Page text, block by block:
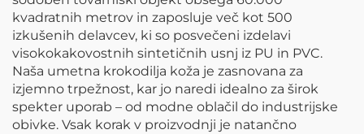
kvadratnih metrov in zaposluje več kot 500
izkušenih delavcev, ki so posvečeni izdelavi
visokokakovostnih sintetičnih usnj iz PU in PVC.
Naša umetna krokodilja koža je zasnovana za
izjemno trpežnost, kar jo naredi idealno za širok
spekter uporab – od modne oblačil do industrijske
obivke. Vsak korak v proizvodnji je natančno